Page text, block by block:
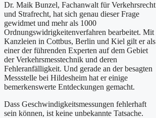
Dr. Maik Bunzel, Fachanwalt für Verkehrsrecht
und Strafrecht, hat sich genau dieser Frage
gewidmet und mehr als 1000
Ordnungswidrigkeitenverfahren bearbeitet. Mit
Kanzleien in Cottbus, Berlin und Kiel gilt er als
einer der führenden Experten auf dem Gebiet
der Verkehrsmesstechnik und deren
Fehleranfälligkeit. Und gerade an der besagten
Messstelle bei Hildesheim hat er einige
bemerkenswerte Entdeckungen gemacht.
Dass Geschwindigkeitsmessungen fehlerhaft
sein können, ist keine unbekannte Tatsache.